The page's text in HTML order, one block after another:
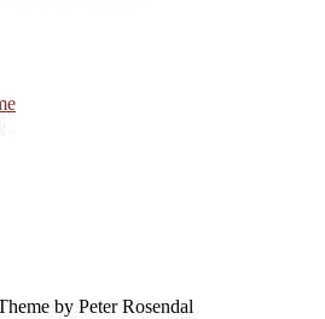
by Peter Rosendal